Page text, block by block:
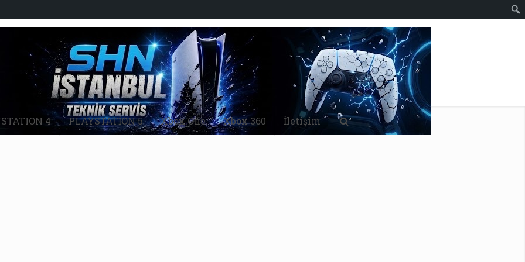
4 PLAYSTATİON 5 Xbox One Xbox 360 İletişim